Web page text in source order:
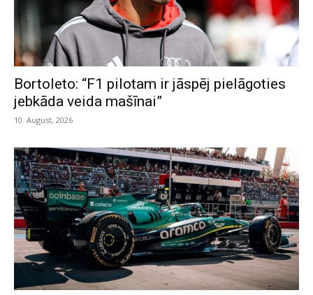
Bortoleto: “F1 pilotam ir jāspēj pielāgoties
jebkāda veida mašīnai”
10. August, 2026